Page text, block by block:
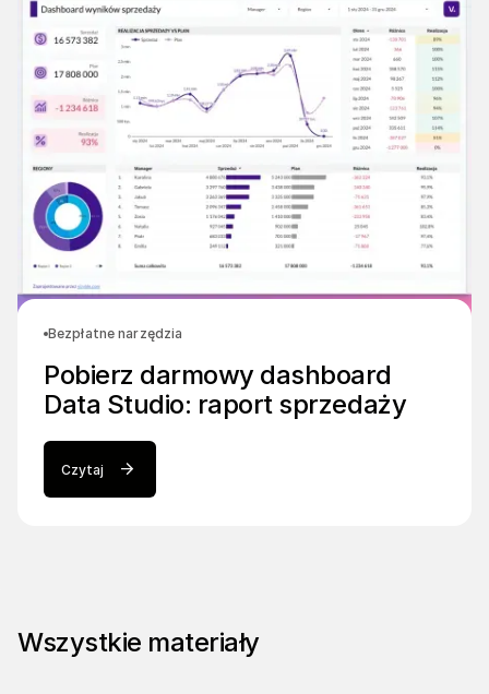
Bezpłatne narzędzia
Pobierz darmowy dashboard
Data Studio: raport sprzedaży
Czytaj
Wszystkie materiały